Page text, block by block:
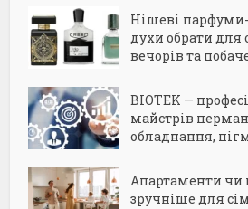
Нішеві парфуми-
духи обрати для
вечорів та
BIOTEK —
майстрів
обладнання,
Апартаменти чи
зручніше для